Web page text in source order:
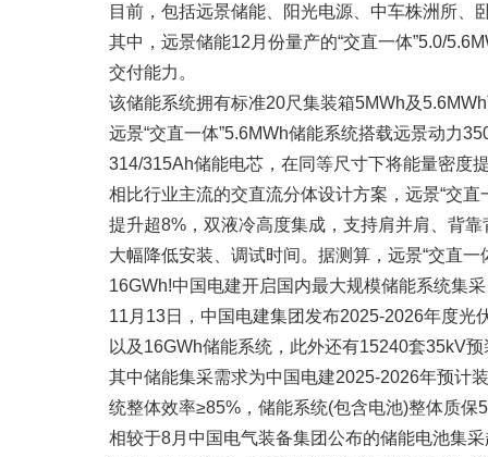
目前，包括远景储能、阳光电源、中车株洲所、
其中，远景储能12月份量产的“交直一体”5.0/
交付能力。
该储能系统拥有标准20尺集装箱5MWh及
远景“交直一体”5.6MWh储能系统搭载远景动力
314/315Ah储能电芯，在同等尺寸下将能量密度
相比行业主流的交直流分体设计方案，远景“交
提升超8%，双液冷高度集成，支持肩并肩、背
大幅降低安装、调试时间。据测算，远景“交直
16GWh!中国电建开启国内最大规模储能系统集采
11月13日，中国电建集团发布2025-2026年度光
以及16GWh储能系统，此外还有15240套35kV
其中储能集采需求为中国电建2025-2026年预计
统整体效率≥85%，储能系统(包含电池)整体质
相较于8月中国电气装备集团公布的储能电池集